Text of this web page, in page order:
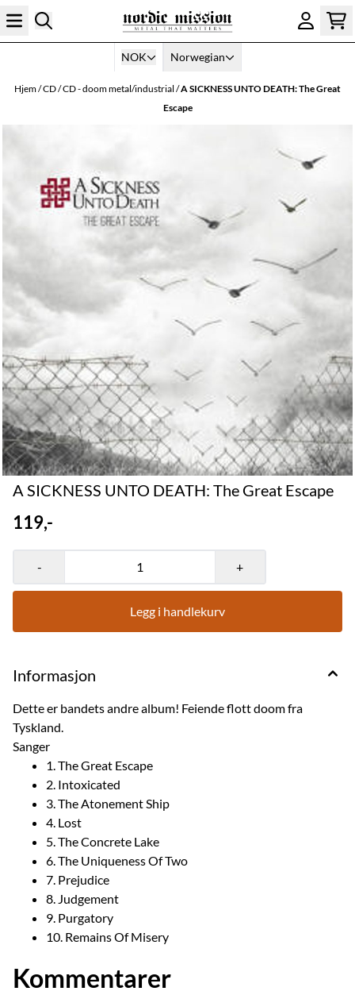
Hopp til innhold
NOK Norwegian
Hjem/CD/CD - doom metal/industrial /A SICKNESS UNTO DEATH: The Great
Escape
A SICKNESS UNTO DEATH: The Great Escape
119,-
- +
Legg i handlekurv
Informasjon
Dette er bandets andre album! Feiende flott doom fra
Tyskland.
Sanger
1. The Great Escape
2. Intoxicated
3. The Atonement Ship
4. Lost
5. The Concrete Lake
6. The Uniqueness Of Two
7. Prejudice
8. Judgement
9. Purgatory
10. Remains Of Misery
Kommentarer